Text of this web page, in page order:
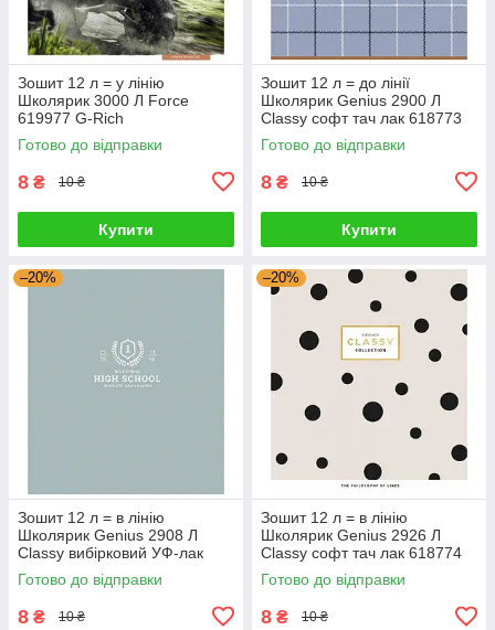
Зошит 12 л = у лінію
Школярик 3000 Л Force
619977 G-Rich
Готово до відправки
8 ₴ 10 ₴
Купити
Зошит 12 л = до лінії
Школярик Genius 2900 Л
Classy софт тач лак 618773
G-Rich
Готово до відправки
8 ₴ 10 ₴
Купити
–20%
Зошит 12 л = в лінію
Школярик Genius 2908 Л
Classy вибірковий УФ-лак
622012 G-Rich
Готово до відправки
8 ₴ 10 ₴
–20%
Зошит 12 л = в лінію
Школярик Genius 2926 Л
Classy софт тач лак 618774
G-Rich
Готово до відправки
8 ₴ 10 ₴